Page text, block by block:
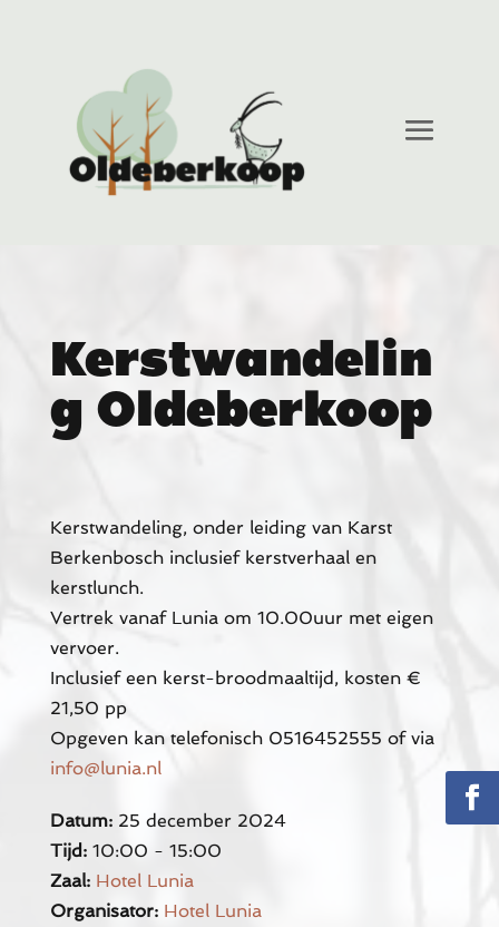
Kerstwandelin
g Oldeberkoop
Kerstwandeling, onder leiding van Karst
Berkenbosch inclusief kerstverhaal en
kerstlunch.
Vertrek vanaf Lunia om 10.00uur met eigen
vervoer.
Inclusief een kerst-broodmaaltijd, kosten €
21,50 pp
Opgeven kan telefonisch 0516452555 of via
info@lunia.nl
Datum: 25 december 2024
Tijd: 10:00 - 15:00
Zaal: Hotel Lunia
Organisator: Hotel Lunia